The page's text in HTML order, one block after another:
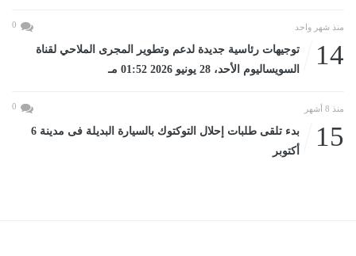
منذ شهر واحد 0
14
توجيهات رئاسية جديدة لدعم وتطوير المجرى الملاحي لقناة
السويساليوم الأحد، 28 يونيو 2026 01:52 مـ
منذ 8 أشهر 0
15
بدء تلقى طلبات إحلال التوكتوك بالسيارة البديلة فى مدينة 6
أكتوبر